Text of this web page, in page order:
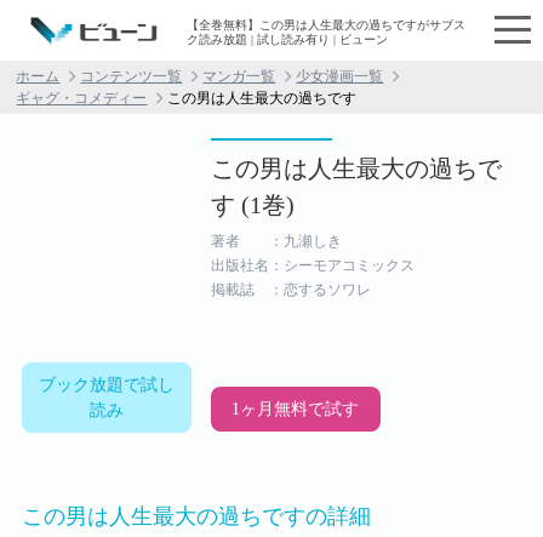
【全巻無料】この男は人生最大の過ちですがサブス
ク読み放題 | 試し読み有り | ビューン
ホーム コンテンツ一覧 マンガ一覧
少女漫画一覧
ギャグ・コメディー
この男は人生最大の過ちです
ブック放題で試し
読み
この男は人生最大の過ちで
す (1巻)
著者 ：九瀬しき
出版社名：シーモアコミックス
掲載誌 ：恋するソワレ
1ヶ月無料で試す
この男は人生最大の過ちですの詳細